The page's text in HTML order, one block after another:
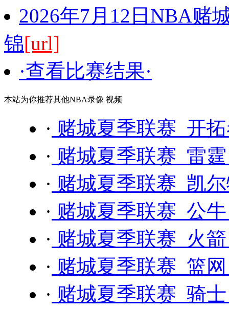
2026年7月12日NBA赌
锦[url]
·查看比赛结果·
本站为你推荐其他NBA录像 视频
· 赌城夏季联赛 开
· 赌城夏季联赛 雷
· 赌城夏季联赛 凯
· 赌城夏季联赛 公
· 赌城夏季联赛 火
· 赌城夏季联赛 篮
· 赌城夏季联赛 骑